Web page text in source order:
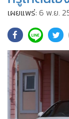
• ละคร
• Cyber BIZ
• ผู้จัดกวน
Good health &
Green
• Management
• MGR Live
เผยแพร่:6 พ.ย.